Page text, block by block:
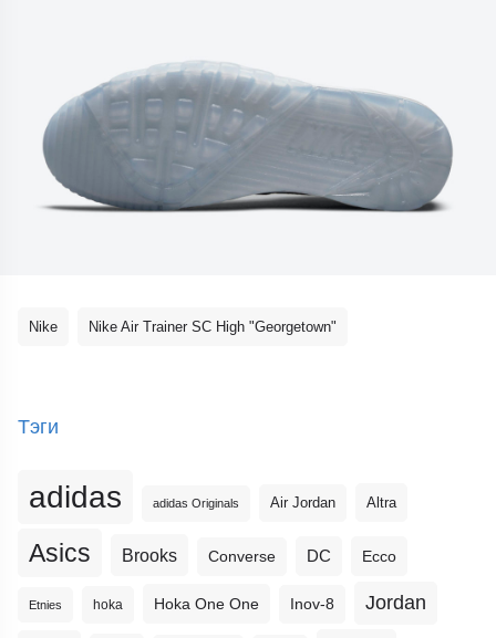
Nike Nike Air Trainer SC High "Georgetown"
Тэги
adidas adidas Originals Air Jordan Altra
Asics Brooks Converse DC Ecco
Etnies hoka Hoka One One Inov-8 Jordan